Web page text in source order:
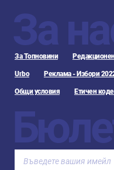
За
За Топновини
Urbo Реклама - Избори
Общи условия Етичен